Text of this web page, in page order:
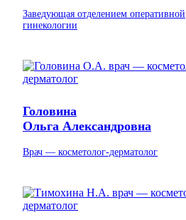
Заведующая отделением оперативной
гинекологии
Головина
Ольга Александровна
Врач — косметолог-дерматолог